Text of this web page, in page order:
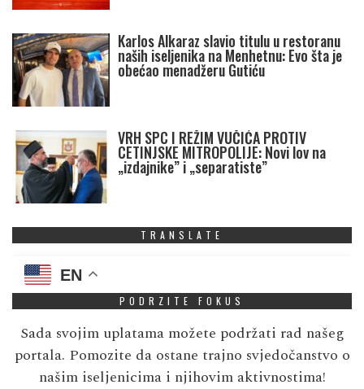
Karlos Alkaraz slavio titulu u restoranu
naših iseljenika na Menhetnu: Evo šta je
obećao menadžeru Gutiću
VRH SPC I REŽIM VUČIĆA PROTIV
CETINJSKE MITROPOLIJE: Novi lov na
„izdajnike” i „separatiste”
TRANSLATE
EN
PODRZITE FOKUS
Sada svojim uplatama možete podržati rad našeg
portala. Pomozite da ostane trajno svjedočanstvo o
našim iseljenicima i njihovim aktivnostima!